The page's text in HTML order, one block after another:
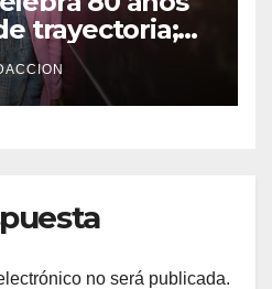
trayectoria;
a nuevos
no será publicada.